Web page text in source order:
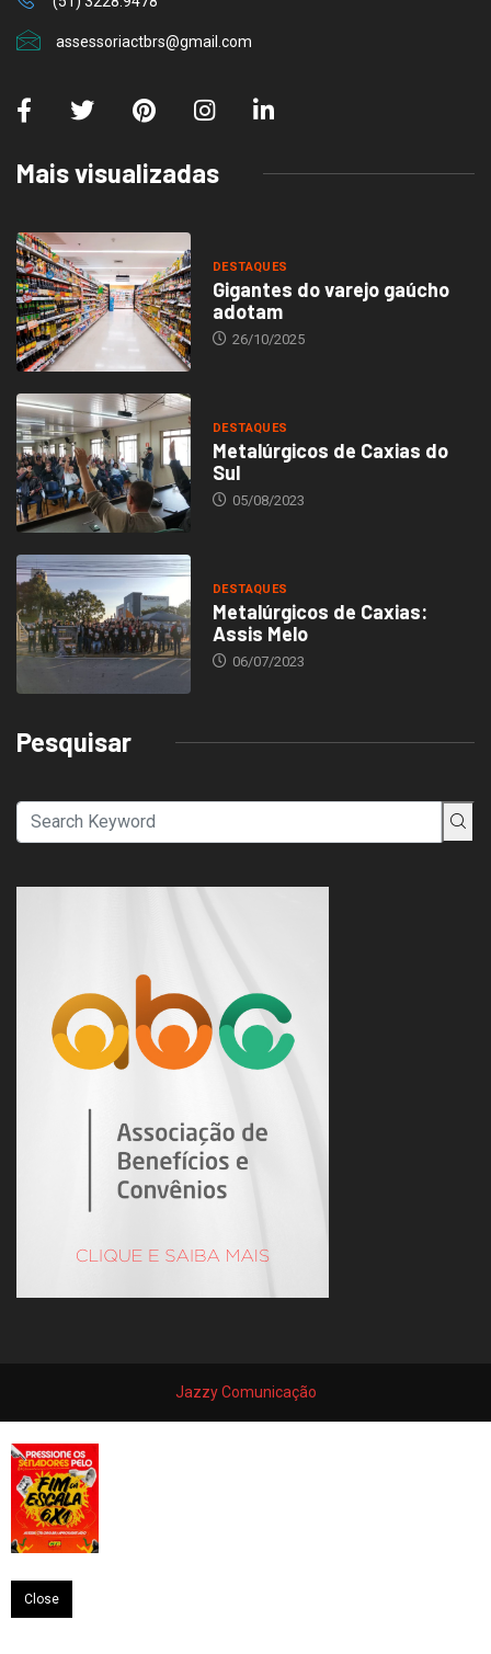
assessoriactbrs@gmail.com
Mais visualizadas
DESTAQUES
Gigantes do varejo gaúcho
adotam
26/10/2025
DESTAQUES
Metalúrgicos de Caxias do
Sul
05/08/2023
DESTAQUES
Metalúrgicos de Caxias:
Assis Melo
06/07/2023
Pesquisar
Jazzy Comunicação
Close